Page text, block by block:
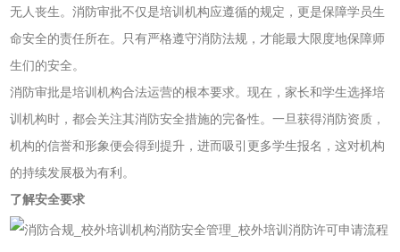
无人丧生。消防审批不仅是培训机构应遵循的规定，更是保障学员生
命安全的责任所在。只有严格遵守消防法规，才能最大限度地保障师
生们的安全。
消防审批是培训机构合法运营的根本要求。现在，家长和学生选择培
训机构时，都会关注其消防安全措施的完备性。一旦获得消防资质，
机构的信誉和形象便会得到提升，进而吸引更多学生报名，这对机构
的持续发展极为有利。
了解安全要求